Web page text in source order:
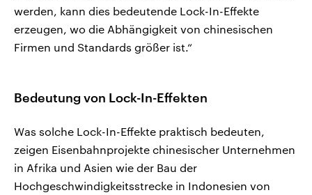
werden, kann dies bedeutende Lock-In-Effekte
erzeugen, wo die Abhängigkeit von chinesischen
Firmen und Standards größer ist.“
Bedeutung von Lock-In-Effekten
Was solche Lock-In-Effekte praktisch bedeuten,
zeigen Eisenbahnprojekte chinesischer Unternehmen
in Afrika und Asien wie der Bau der
Hochgeschwindigkeitsstrecke in Indonesien von